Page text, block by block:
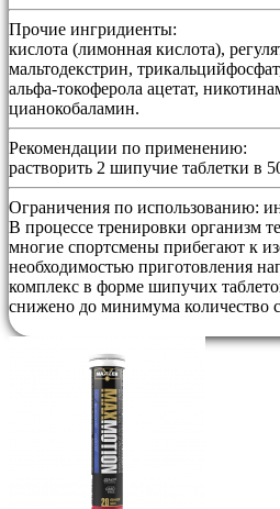
Прочие ингридиенты:
кислота (лимонная кислота),
мальтодекстрин,
альфа-токоферола ацетат,
цианокобаламин.
Рекомендации по применению:
растворить 2 шипучие таблетки в
Ограничения по использованию:
В процессе тренировки организм
многие спортсмены прибегают к
необходимостью приготовления
комплекс в форме шипучих
снижено до минимума количество